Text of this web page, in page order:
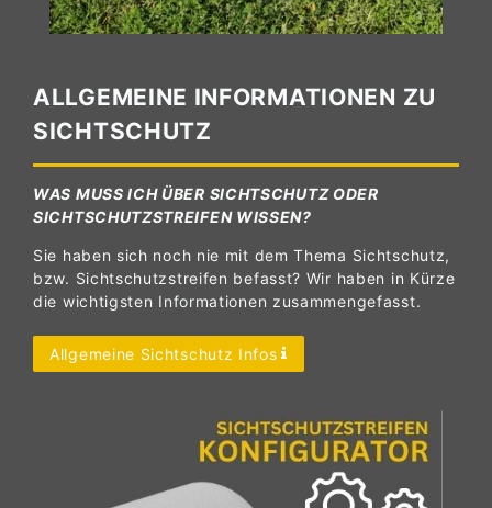
ALLGEMEINE INFORMATIONEN ZU
SICHTSCHUTZ
WAS MUSS ICH ÜBER SICHTSCHUTZ ODER
SICHTSCHUTZSTREIFEN WISSEN?
Sie haben sich noch nie mit dem Thema Sichtschutz,
bzw. Sichtschutzstreifen befasst? Wir haben in Kürze
die wichtigsten Informationen zusammengefasst.
Allgemeine Sichtschutz Infos